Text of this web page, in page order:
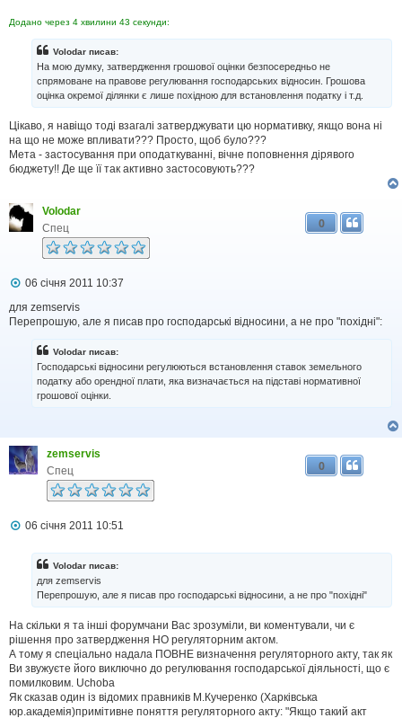
Додано через 4 хвилини 43 секунди:
Volodar писав:
На мою думку, затвердження грошової оцінки безпосередньо не
спрямоване на правове регулювання господарських відносин. Грошова
оцінка окремої ділянки є лише похідною для встановлення податку і т.д.
Цікаво, я навіщо тоді взагалі затверджувати цю нормативку, якщо вона ні
на що не може впливати??? Просто, щоб було???
Мета - застосування при оподаткуванні, вічне поповнення дірявого
бюджету!! Де ще її так активно застосовують???
Volodar
Спец
0
П
в
і
06 січня 2011 10:37
для zemservis
Перепрошую, але я писав про господарські відносини, а не про "похідні":
Volodar писав:
Господарські відносини регулюються встановлення ставок земельного
податку або орендної плати, яка визначається на підставі нормативної
грошової оцінки.
zemservis
Спец
0
П
е
н
н
06 січня 2011 10:51
Volodar писав:
для zemservis
Перепрошую, але я писав про господарські відносини, а не про "похідні"
На скільки я та інші форумчани Вас зрозуміли, ви коментували, чи є
рішення про затвердження НО регуляторним актом.
А тому я спеціально надала ПОВНЕ визначення регуляторного акту, так як
Ви звужуєте його виключно до регулювання господарської діяльності, що є
помилковим. Uchoba
Як сказав один із відомих правників М.Кучеренко (Харківська
юр.академія)примітивне поняття регуляторного акту: "Якщо такий акт